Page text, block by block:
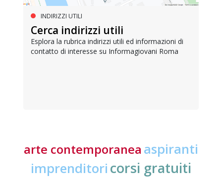
INDIRIZZI UTILI
Cerca indirizzi utili
Esplora la rubrica indirizzi utili ed informazioni di
contatto di interesse su Informagiovani Roma
arte contemporanea aspiranti
imprenditori corsi gratuiti